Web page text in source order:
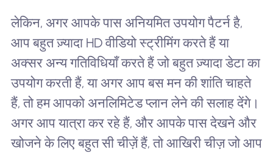
लेकिन, अगर आपके पास अनियमित उपयोग पैटर्न है,
आप बहुत ज़्यादा HD वीडियो स्ट्रीमिंग करते हैं या
अक्सर अन्य गतिविधियाँ करते हैं जो बहुत ज़्यादा डेटा का
उपयोग करती हैं, या अगर आप बस मन की शांति चाहते
हैं, तो हम आपको अनलिमिटेड प्लान लेने की सलाह देंगे।
अगर आप यात्रा कर रहे हैं, और आपके पास देखने और
खोजने के लिए बहुत सी चीज़ें हैं, तो आखिरी चीज़ जो आप